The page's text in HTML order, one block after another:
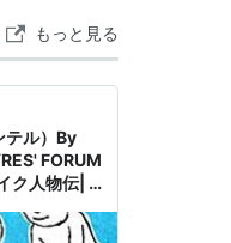
もっと見る
テル）By
FORUM
ク人物伝| サ
）の保護者向